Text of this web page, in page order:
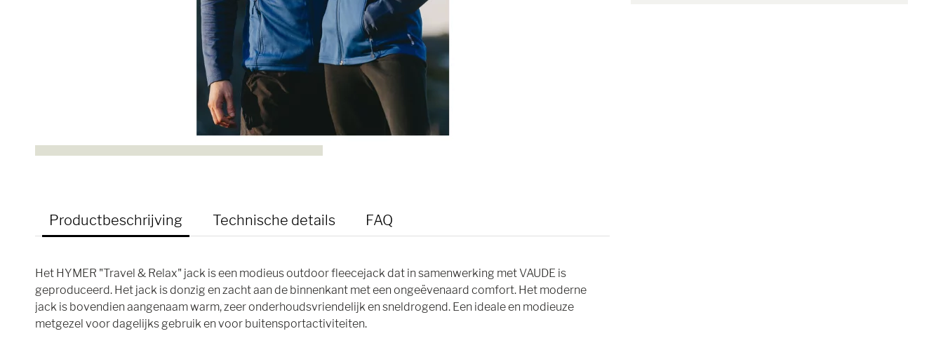
Productbeschrijving Technische details FAQ
Het HYMER "Travel & Relax" jack is een modieus outdoor fleecejack dat in samenwerking met VAUDE is
geproduceerd. Het jack is donzig en zacht aan de binnenkant met een ongeëvenaard comfort. Het moderne
jack is bovendien aangenaam warm, zeer onderhoudsvriendelijk en sneldrogend. Een ideale en modieuze
metgezel voor dagelijks gebruik en voor buitensportactiviteiten.